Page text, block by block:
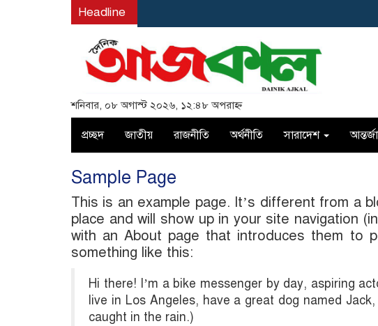
Headline
শনিবার, ০৮ অগাস্ট ২০২৬, ১২:৪৮ অপরাহ্ন
প্রচ্ছদ জাতীয় রাজনীতি অর্থনীতি সারাদেশ
Sample Page
This is an example page. It’s different from a
place and will show up in your site navigation
with an About page that introduces them to
something like this:
Hi there! I’m a bike messenger by day, aspiring
live in Los Angeles, have a great dog named
caught in the rain.)